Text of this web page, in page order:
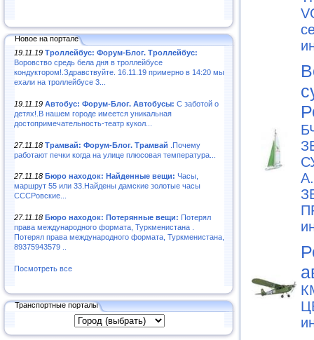
Новое на портале
19.11.19 Троллейбус: Форум-Блог. Троллейбус:
Воровство средь бела дня в троллейбусе
кондуктором!.Здравствуйте. 16.11.19 примерно в 14:20 мы
ехали на троллейбусе 3...
19.11.19 Автобус: Форум-Блог. Автобусы: С заботой о
детях!.В нашем городе имеется уникальная
достопримечательность-театр кукол...
27.11.18 Трамвай: Форум-Блог. Трамвай .Почему
работают печки когда на улице плюсовая температура...
27.11.18 Бюро находок: Найденные вещи: Часы,
маршрут 55 или 33.Найдены дамские золотые часы
СССРовские...
27.11.18 Бюро находок: Потерянные вещи: Потерял
права международного формата, Туркменистана .
Потерял права международного формата, Туркменистана,
89375943579 ..
Посмотреть все
Транспортные порталы